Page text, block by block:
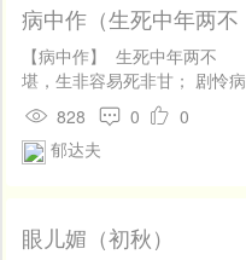
病中作（生死中年两不
堪）
【病中作】 生死中年两不
堪，生非容易死非甘； 剧怜病
骨如秋鹤，犹吐青丝学晚蚕。
一样伤心悲命薄，几人愤世作
清谈？ 何当放棹江湖去，浇水
828 0
0
郁达夫
眼儿媚（初秋）